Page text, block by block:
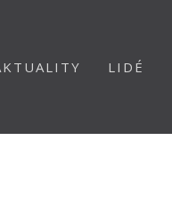
LIDÉ